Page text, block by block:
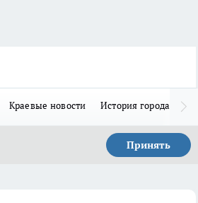
Краевые новости История города Н
Принять